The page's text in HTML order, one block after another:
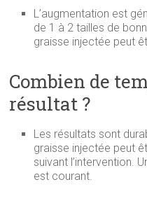
L’augmentation est
de 1 à 2 tailles de
graisse injectée peut
Combien de
résultat ?
Les résultats sont
graisse injectée peut
suivant l’intervention.
est courant.